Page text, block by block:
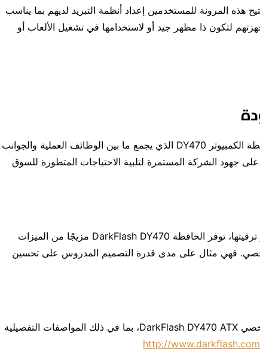
هذه المرونة للمستخدمين إعداد أنظمة التبريد لديهم بما يناسب
لتكون ذا مظهر جيد أو لاستخدامها في تشغيل الألعاب أو
يتجلى التزام DarkFlash بالابتكار في تصميم حافظة الكمبيوتر DY470 الذي يجمع ما بين الوظائف العملية والجوانب
على جهود الشركة المستمرة لتلبية الاحتياجات المتطورة للسوق
بالنسبة للمتحمسين المهتمين بتصميم أنظمتهم أو ترقيتها، توفر الحافظة DarkFlash DY470 مزيجًا من الميزات
شخصي. فهي مثال على مدى قدرة التصميم المدروس على تحسين
لمزيد من المعلومات حول حافظة الكمبيوتر الشخصي DarkFlash DY470 ATX، بما في ذلك المواصفات التفصيلية
http://www.darkflash.com